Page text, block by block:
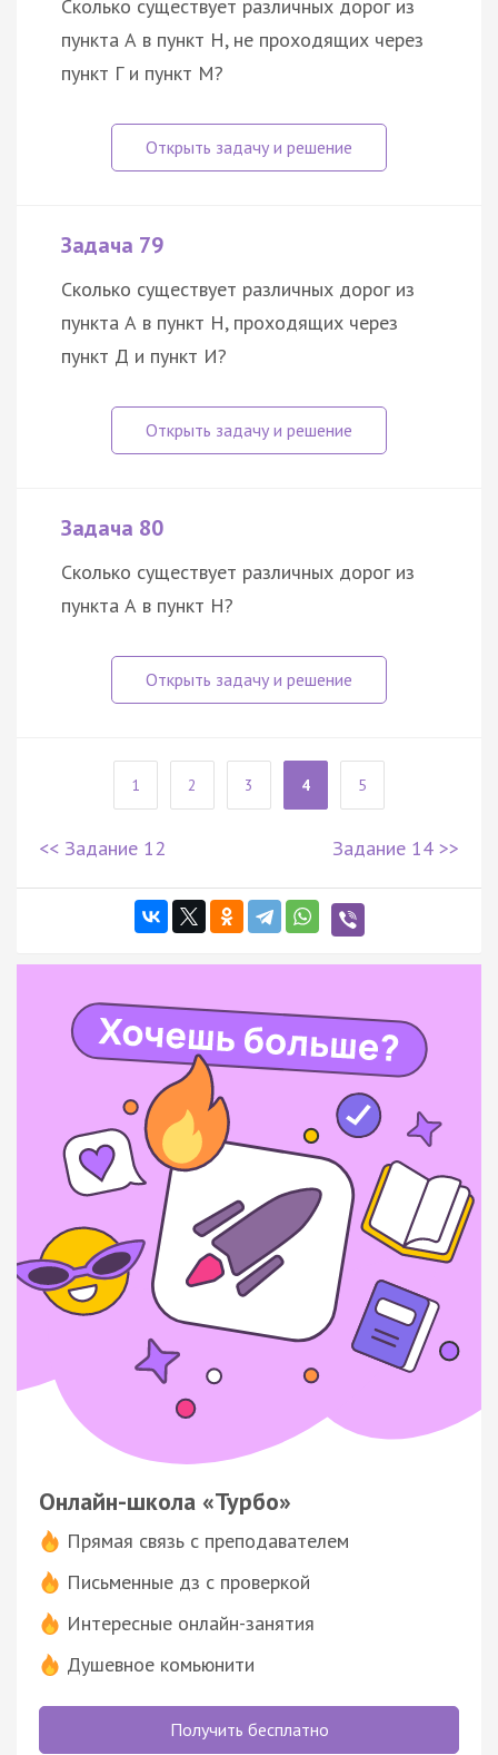
Сколько существует различных дорог из
пункта А в пункт Н, не проходящих через
пункт Г и пункт М?
Задача 79
Сколько существует различных дорог из
пункта А в пункт Н, проходящих через
пункт Д и пункт И?
Задача 80
Сколько существует различных дорог из
пункта А в пункт Н?
1 2 3 4 5
<< Задание 12 Задание 14 >>
Онлайн-школа «Турбо»
Прямая связь с преподавателем
Письменные дз с проверкой
Интересные онлайн-занятия
Душевное комьюнити
Получить бесплатно